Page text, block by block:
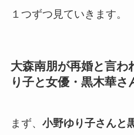
１つずつ見ていきます。
大森南朋が再婚と言
り子と女優・黒木華さ
まず、 小野ゆり子さんと